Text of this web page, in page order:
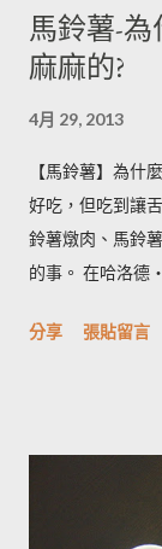
馬鈴薯-
麻麻的?
4月 29, 2013
【馬鈴薯】為什
好吃，但吃到讓
鈴薯燉肉、馬鈴
的事。 在哈洛德
房知識！ ◆ 馬鈴
曝曬容易讓生物
含量超標的跡象
分享 張貼留言